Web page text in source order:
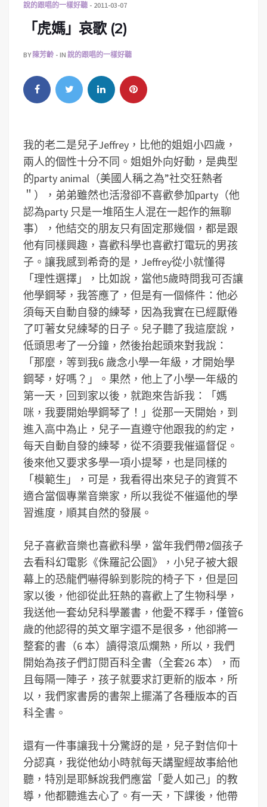
說的跟唱的一樣好聽 2011-03-07
「虎媽」哀歌 (2)
BY 陳芳齡 IN 說的跟唱的一樣好聽
我的老二是兒子Jeffrey，比他的姐姐小四歲，
兩人的個性十分不同。姐姐外向好動，是典型
的party animal（美國人稱之為”社交狂熱者
＂），弟弟雖然也活潑卻不喜歡參加party（他
認為party 只是一堆陌生人混在一起作的無聊
事），他結交的朋友只有固定那幾個，都是跟
他有同樣興趣，喜歡科學也喜歡打電玩的男孩
子。讓我感到希奇的是，Jeffrey從小就懂得
「理性選擇」，比如說，當他5歲時問我可否讓
他學鋼琴，我答應了，但是有一個條件：他必
須每天自動自發的練琴，因為我實在已經厭倦
了叮著女兒練琴的日子。兒子聽了我這麼說，
低頭思考了一分鐘，然後抬起頭來對我說：
「那麼，等到我6 歲念小學一年級，才開始學
鋼琴，好嗎？」。果然，他上了小學一年級的
第一天，回到家以後，就跑來告訴我：「媽
咪，我要開始學鋼琴了！」從那一天開始，到
進入高中為止，兒子一直遵守他跟我的約定，
每天自動自發的練琴，從不須要我催逼督促。
後來他又要求多學一項小提琴，也是同樣的
「模範生」，可是，我看得出來兒子的資質不
適合當個專業音樂家，所以我從不催逼他的學
習進度，順其自然的發展。
兒子喜歡音樂也喜歡科學，當年我們帶2個孩子
去看科幻電影《侏羅記公園》，小兒子被大銀
幕上的恐龍們嚇得躲到影院的椅子下，但是回
家以後，他卻從此狂熱的喜歡上了生物科學，
我送他一套幼兒科學叢書，他愛不釋手，僅管6
歲的他認得的英文單字還不是很多，他卻將一
整套的書（6 本）讀得滾瓜爛熟，所以，我們
開始為孩子們訂閱百科全書（全套26 本），而
且每隔一陣子，孩子就要求訂更新的版本，所
以，我們家書房的書架上擺滿了各種版本的百
科全書。
還有一件事讓我十分驚訝的是，兒子對信仰十
分認真，我從他幼小時就每天講聖經故事給他
聽，特別是耶穌說我們應當「愛人如己」的教
導，他都聽進去心了。有一天，下課後，他帶